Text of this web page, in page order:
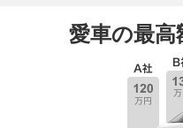
愛車の最高